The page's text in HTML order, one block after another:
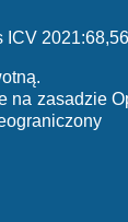
ICV 2021:68,56
na zasadzie